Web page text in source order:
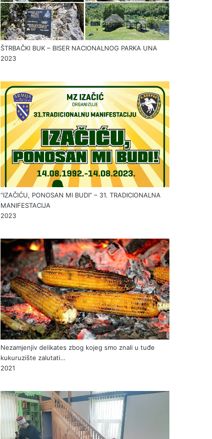
ŠTRBAČKI BUK – BISER NACIONALNOG PARKA UNA
2023
“IZAČIĆU, PONOSAN MI BUDI” – 31. TRADICIONALNA
MANIFESTACIJA
2023
Nezamjenjiv delikates zbog kojeg smo znali u tuđe
kukuruzište zalutati…
2021